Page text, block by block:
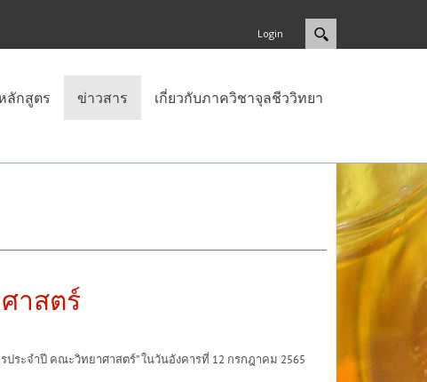
Login
ลักสูตร ข่าวสาร เกี่ยวกับภาควิชาจุลชีววิทยา
าสตร์
จำปี คณะวิทยาศาสตร์” ในวันอังคารที่ 12 กรกฎาคม 2565